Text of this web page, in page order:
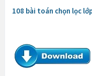
108 bài toán chọn lọc